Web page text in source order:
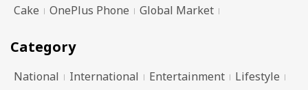
Cake
OnePlus Phone Global Market
Category
National International Entertainment
Lifestyle